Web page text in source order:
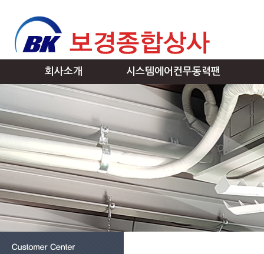
회사소개 시스템에어컨무동력팬